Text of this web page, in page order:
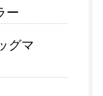
ー
グマ